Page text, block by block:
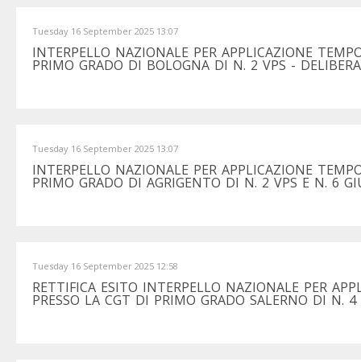
Tuesday 16 September 2025 13:07
INTERPELLO NAZIONALE PER APPLICAZIONE
PRIMO GRADO DI BOLOGNA DI N. 2 VPS -
Tuesday 16 September 2025 13:07
INTERPELLO NAZIONALE PER APPLICAZIONE
PRIMO GRADO DI AGRIGENTO DI N. 2 VPS E N. 6
Tuesday 16 September 2025 12:58
RETTIFICA ESITO INTERPELLO NAZIONALE PER
PRESSO LA CGT DI PRIMO GRADO SALERNO DI N.